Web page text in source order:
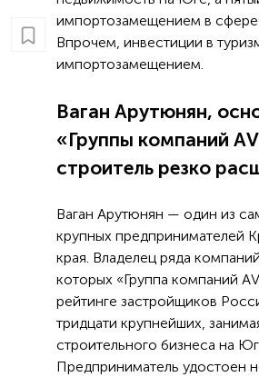
импортозамещением в сфере
Впрочем, инвестиции в
импортозамещением.
Ваган Арутюнян,
«Группы компаний
строитель резко
Ваган Арутюнян — один из
крупных предпринимателей
края. Владелец ряда
которых «Группа компаний
рейтинге застройщиков
тридцати крупнейших,
строительного бизнеса на
Предприниматель удостоен